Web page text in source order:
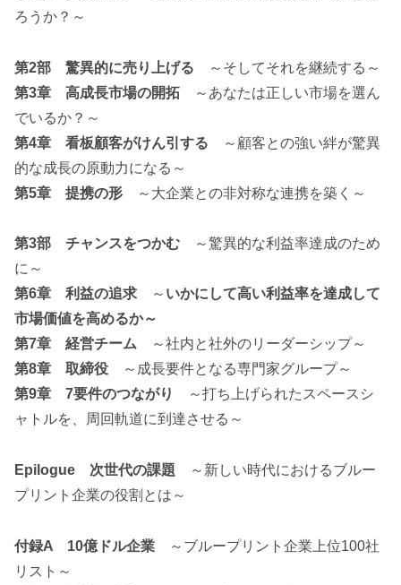
ろうか？～
第2部 驚異的に売り上げる
～そしてそれを継続する～
第3章 高成長市場の開拓
～あなたは正しい市場を選ん
でいるか？～
第4章 看板顧客がけん引する
～顧客との強い絆が驚異
的な成長の原動力になる～
第5章 提携の形
～大企業との非対称な連携を築く～
第3部 チャンスをつかむ
～驚異的な利益率達成のため
に～
第6章 利益の追求
～ いかにして高い利益率を達成して
市場価値を高めるか～
第7章 経営チーム
～社内と社外のリーダーシップ～
第8章 取締役
～成長要件となる専門家グループ～
第9章 7要件のつながり
～打ち上げられたスペースシ
ャトルを、周回軌道に到達させる～
Epilogue 次世代の課題
～新しい時代におけるブルー
プリント企業の役割とは～
付録A 10億ドル企業
～ブループリント企業上位100社
リスト～